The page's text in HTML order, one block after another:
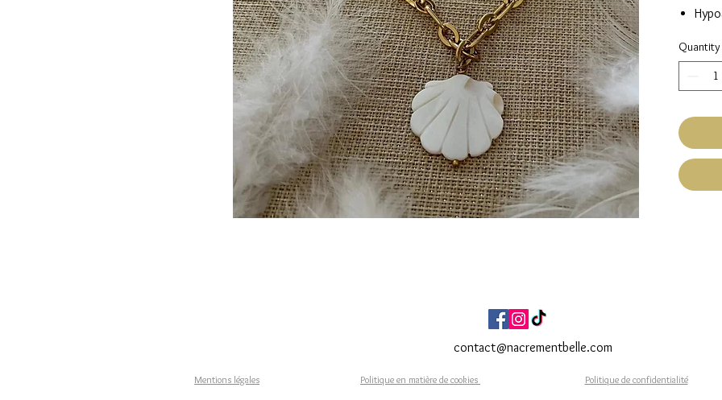
Fait
Quantity
contact@nacrementbelle.com
Mentions légales Politique en matière de cookies Politique de confidentialité